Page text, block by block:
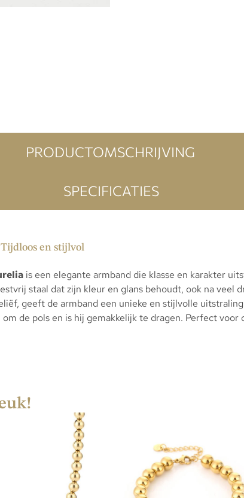
PRODUCTOMSCHRIJVING
SPECIFICATIES
en stijlvol
is een elegante armband die klasse en karakter
staal dat zijn kleur en glans behoudt, ook na veel
geeft de armband een unieke en stijlvolle
de pols en is hij gemakkelijk te dragen. Perfect voor